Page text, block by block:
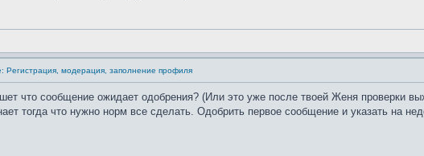
Регистрация, модерация, заполнение профиля
что сообщение ожидает одобрения? (Или это уже после твоей Женя проверки
тогда что нужно норм все сделать. Одобрить первое сообщение и указать на